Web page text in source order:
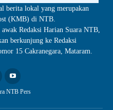
berita lokal yang merupakan
(KMB) di NTB.
Redaksi Harian Suara NTB,
berkunjung ke Redaksi
15 Cakranegara, Mataram.
NTB Pers